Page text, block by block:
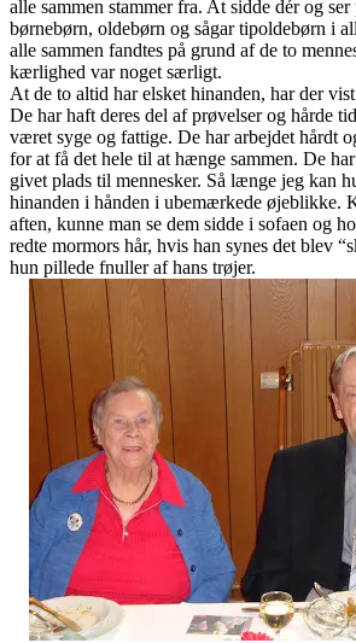
alle sammen stammer fra. At sidde dér og
børnebørn, oldebørn og sågar tipoldebørn i
alle sammen fandtes på grund af de to
kærlighed var noget særligt.
At de to altid har elsket hinanden, har der
De har haft deres del af prøvelser og hårde
været syge og fattige. De har arbejdet hårdt
for at få det hele til at hænge sammen. De
givet plads til mennesker. Så længe jeg kan
hinanden i hånden i ubemærkede øjeblikke.
aften, kunne man se dem sidde i sofaen og
redte mormors hår, hvis han synes det blev
hun pillede fnuller af hans trøjer.